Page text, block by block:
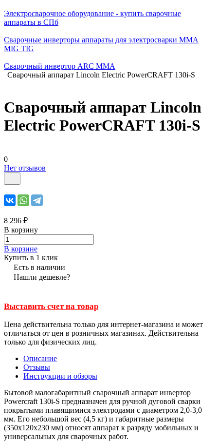
Электросварочное оборудование - купить сварочные
аппараты в СПб
Сварочные инверторы аппараты для электросварки MMA
MIG TIG
Сварочный инвертор ARC MMA
Сварочный аппарат Lincoln Electric PowerCRAFT 130i-S
Сварочный аппарат Lincoln
Electric PowerCRAFT 130i-S
0
Нет отзывов
8 296 ₽
В корзину
В корзине
Купить в 1 клик
Есть в наличии
Нашли дешевле?
Выставить счет на товар
Цена действительна только для интернет-магазина и может
отличаться от цен в розничных магазинах. Действительна
только для физических лиц.
Описание
Отзывы
Инструкции и обзоры
Бытовой малогабаритный сварочный аппарат инвертор
Powercraft 130i-S предназначен для ручной дуговой сварки
покрытыми плавящимися электродами с диаметром 2,0-3,0
мм. Его небольшой вес (4,5 кг) и габаритные размеры
(350х120х230 мм) относят аппарат к разряду мобильных и
универсальных для сварочных работ.